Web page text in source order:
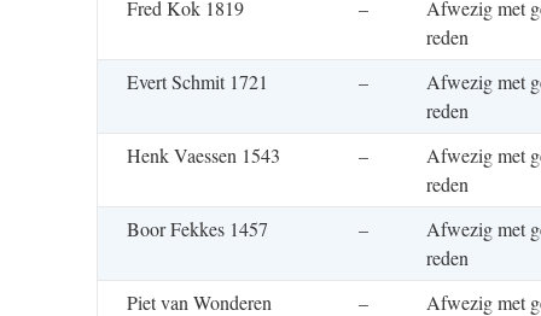
Fred Kok 1819
–
Afwezig met
reden
Evert Schmit 1721
–
Afwezig met
reden
Henk Vaessen 1543
–
Afwezig met
reden
Boor Fekkes 1457
–
Afwezig met
reden
Piet van Wonderen
–
Afwezig met